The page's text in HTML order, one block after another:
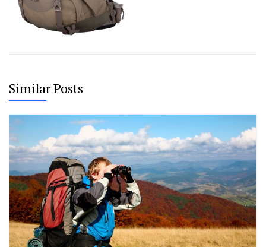
Similar Posts